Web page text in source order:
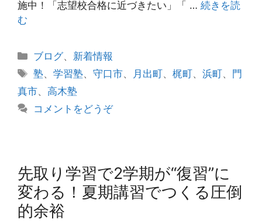
施中！「志望校合格に近づきたい」「 … 続きを読
む
カ
テ
リ
ー
ブログ、 新着情報
タ
グ
塾、学習塾、守口市、 月出町、梶町、浜町、 門
真市、 高木塾
コメントをどうぞ
先取り学習で2学期が“復習”に
変わる！夏期講習でつくる圧倒
的余裕